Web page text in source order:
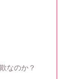
なのか？